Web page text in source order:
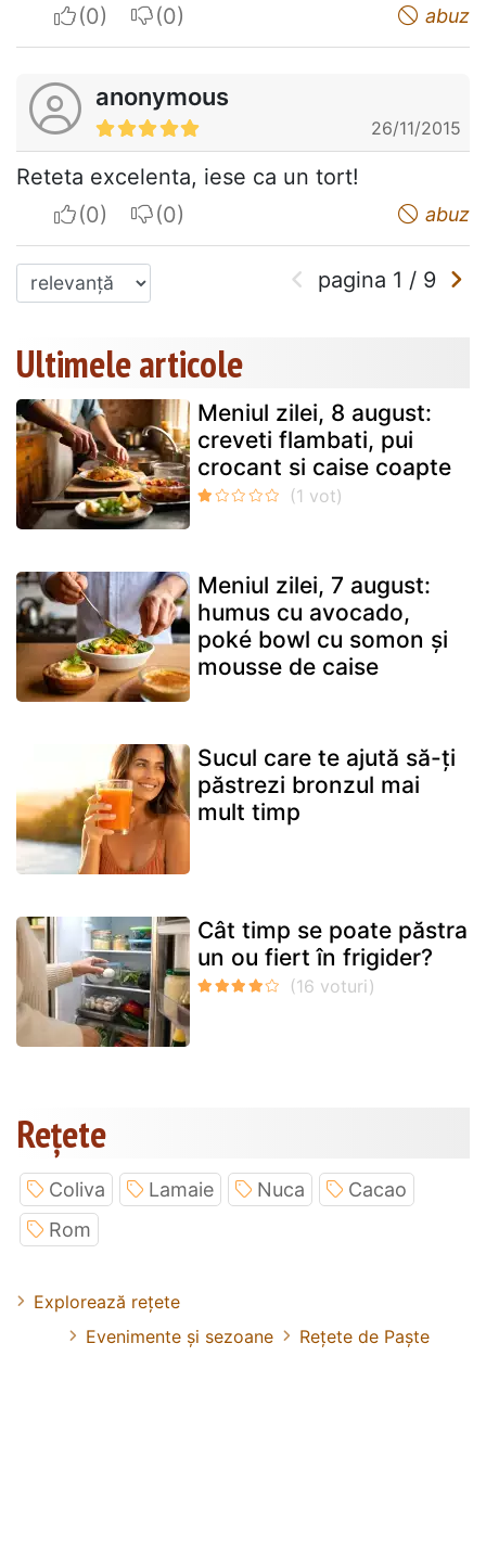
I apreciateI do not appreciate abuz
anonymous
26/11/2015
Reteta excelenta, iese ca un tort!
I apreciateI do not appreciate abuz
pagina 1 / 9
Ultimele articole
Meniul zilei, 8 august:
creveti flambati, pui
crocant si caise coapte
Meniul zilei, 7 august:
humus cu avocado,
poké bowl cu somon și
mousse de caise
Sucul care te ajută să-ți
păstrezi bronzul mai
mult timp
Cât timp se poate păstra
un ou fiert în frigider?
Rețete
Coliva Lamaie Nuca
Cacao
Rom
Explorează rețete
Evenimente și sezoane
Rețete de Paște